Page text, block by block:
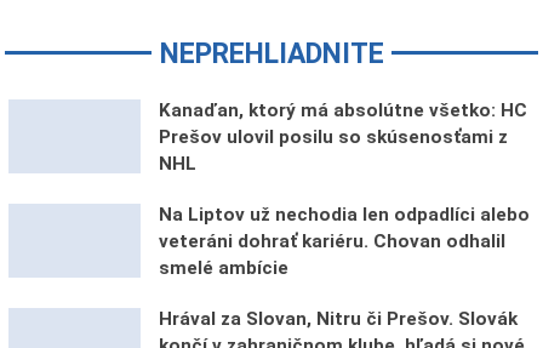
NEPREHLIADNITE
Kanaďan, ktorý má absolútne všetko: HC
Prešov ulovil posilu so skúsenosťami z
NHL
Na Liptov už nechodia len odpadlíci alebo
veteráni dohrať kariéru. Chovan odhalil
smelé ambície
Hrával za Slovan, Nitru či Prešov. Slovák